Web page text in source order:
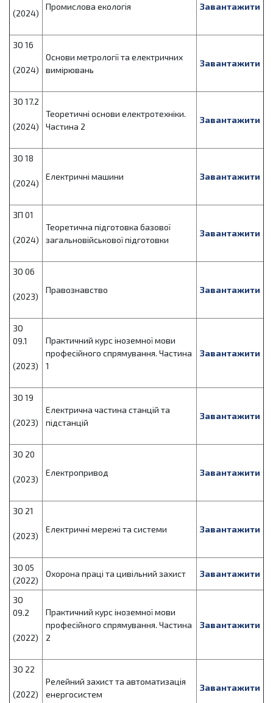
(2024)
Промислова екологія Завантажити
ЗО 16
(2024)
Основи метрології та електричних
вимірювань
Завантажити
ЗО 17.2
(2024)
Теоретичнi основи електротехнiки.
Частина 2
Завантажити
ЗО 18
(2024)
Електричні машини Завантажити
ЗП 01
(2024)
Теоретична підготовка базової
загальновійськової підготовки
Завантажити
ЗО 06
(2023)
Правознавство Завантажити
ЗО
09.1
(2023)
Практичний курс іноземної мови
професійного спрямування. Частина
1
Завантажити
ЗО 19
(2023)
Електрична частина станцій та
підстанцій
Завантажити
ЗО 20
(2023)
Електропривод Завантажити
ЗО 21
(2023)
Електричні мережі та системи Завантажити
ЗО 05
(2022)
Охорона праці та цивільний захист Завантажити
ЗО
09.2
(2022)
Практичний курс іноземної мови
професійного спрямування. Частина
2
Завантажити
ЗО 22
(2022)
Релейний захист та автоматизація
енергосистем
Завантажити